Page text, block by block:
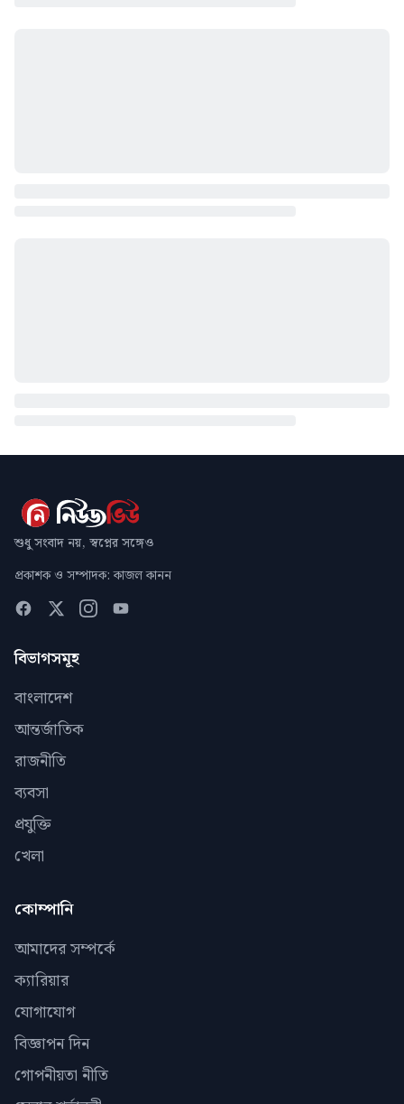
শুধু সংবাদ নয়, স্বপ্নের সঙ্গেও
প্রকাশক ও সম্পাদক: কাজল কানন
বিভাগসমূহ
বাংলাদেশ
আন্তর্জাতিক
রাজনীতি
ব্যবসা
প্রযুক্তি
খেলা
কোম্পানি
আমাদের সম্পর্কে
ক্যারিয়ার
যোগাযোগ
বিজ্ঞাপন দিন
গোপনীয়তা নীতি